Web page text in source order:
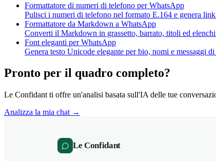
Formattatore di numeri di telefono per WhatsApp
Pulisci i numeri di telefono nel formato E.164 e genera
Formattatore da Markdown a WhatsApp
Converti il Markdown in grassetto, barrato, titoli ed
Font eleganti per WhatsApp
Genera testo Unicode elegante per bio, nomi e messaggi
Pronto per il quadro completo?
Le Confidant ti offre un'analisi basata sull'IA delle tue
Analizza la mia chat →
Le Confidant